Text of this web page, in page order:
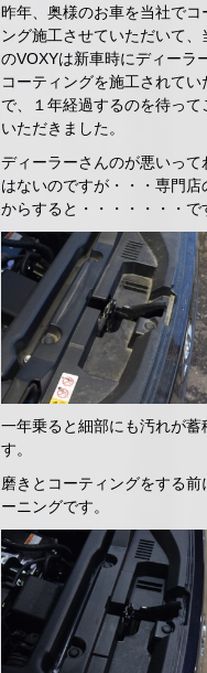
昨年、奥様のお車を当社でコ
ング施工させていただいて、
のVOXYは新車時にディーラ
コーティングを施工されてい
で、１年経過するのを待って
いただきました。
ディーラーさんのが悪いって
はないのですが・・・専門店
からすると・・・・・・・で
一年乗ると細部にも汚れが蓄
す。
磨きとコーティングをする前
ーニングです。